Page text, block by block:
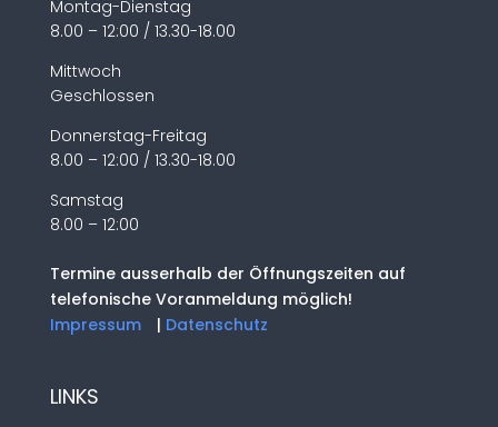
Montag-Dienstag
8.00 – 12:00 / 13.30-18.00
Mittwoch
Geschlossen
Donnerstag-Freitag
8.00 – 12:00 / 13.30-18.00
Samstag
8.00 – 12:00
Termine ausserhalb der Öffnungszeiten auf
telefonische Voranmeldung möglich!
Impressum
| Datenschutz
LINKS